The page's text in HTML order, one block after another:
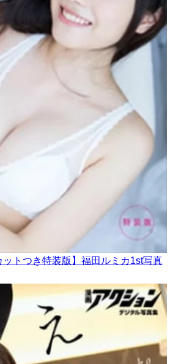
ットつき特装版】福田ルミカ1st写真